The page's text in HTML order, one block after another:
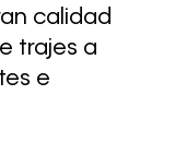
calidad
trajes a
e